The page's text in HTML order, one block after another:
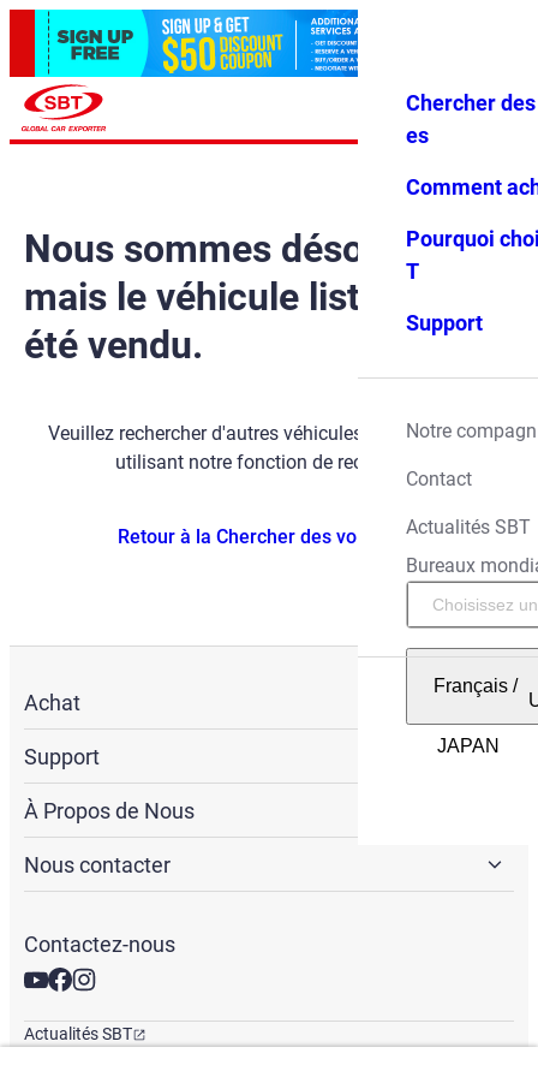
Se conne
Favoris Menu
Chercher
es
Comment
Pourquoi
T
Support
Notre
Contact
Actualités SBT
Bureaux
Français/
Nous sommes désolés,
mais le véhicule listé a déjà
été vendu.
Veuillez rechercher d'autres véhicules disponibles en
utilisant notre fonction de recherche.
Retour à la Chercher des voitures
Achat
Support
À Propos de Nous
Nous contacter
Contactez-nous
Actualités SBT